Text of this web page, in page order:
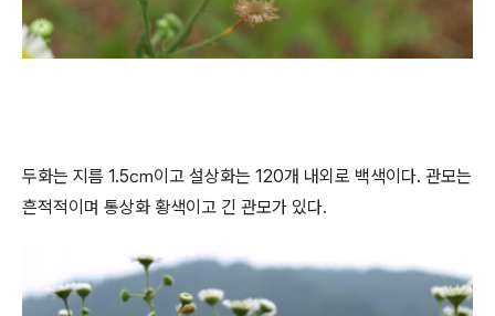
두화는 지름 1.5㎝이고 설상화는 120개 내외로 백색이다. 관모는
흔적적이며 통상화 황색이고 긴 관모가 있다.